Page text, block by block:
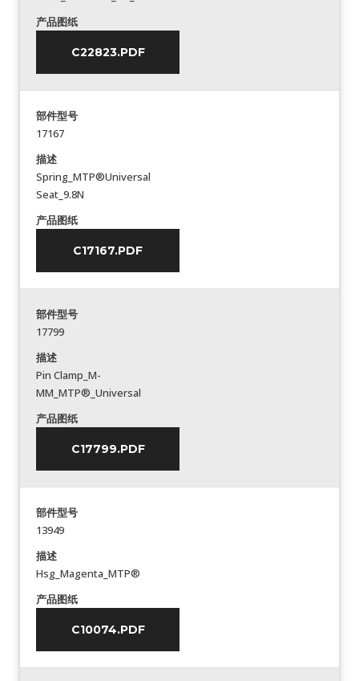
产品图纸
C22823.PDF
部件型号
17167
描述
Spring_MTP®Universal
Seat_9.8N
产品图纸
C17167.PDF
部件型号
17799
描述
Pin Clamp_M-
MM_MTP®_Universal
产品图纸
C17799.PDF
部件型号
13949
描述
Hsg_Magenta_MTP®
产品图纸
C10074.PDF